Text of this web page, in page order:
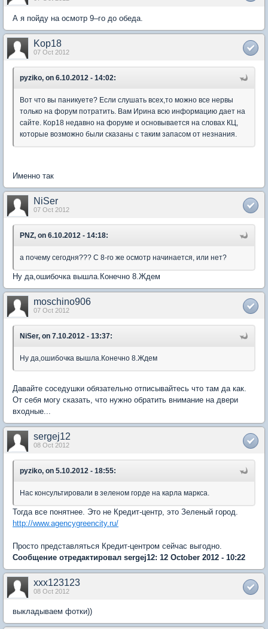
А я пойду на осмотр 9–го до обеда.
Kop18
07 Oct 2012
pyziko, on 6.10.2012 - 14:02:
Вот что вы паникуете? Если слушать всех,то можно все нервы
только на форум потратить. Вам Ирина всю информацию дает на
сайте. Кор18 недавно на форуме и основывается на словах КЦ,
которые возможно были сказаны с таким запасом от незнания.
Именно так
NiSer
07 Oct 2012
PNZ, on 6.10.2012 - 14:18:
а почему сегодня??? С 8-го же осмотр начинается, или нет?
Ну да,ошибочка вышла.Конечно 8.Ждем
moschino906
07 Oct 2012
NiSer, on 7.10.2012 - 13:37:
Ну да,ошибочка вышла.Конечно 8.Ждем
Давайте соседушки обязательно отписывайтесь что там да как.
От себя могу сказать, что нужно обратить внимание на двери
входные...
sergej12
08 Oct 2012
pyziko, on 5.10.2012 - 18:55:
Нас консультировали в зеленом горде на карла маркса.
Тогда все понятнее. Это не Кредит-центр, это Зеленый город.
http://www.agencygreencity.ru/
Просто представляться Кредит-центром сейчас выгодно.
Сообщение отредактировал sergej12: 12 October 2012 - 10:22
xxx123123
08 Oct 2012
выкладываем фотки))